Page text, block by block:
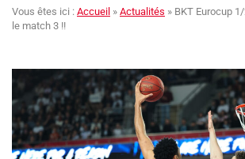
Vous êtes ici : Accueil » Actualités » BKT Eurocup
le match 3 !!